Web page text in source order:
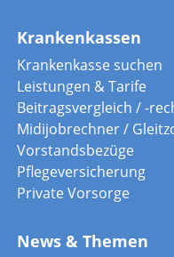
Krankenkassen
Krankenkasse suchen
Leistungen & Tarife
Beitragsvergleich / -
Midijobrechner /
Vorstandsbezüge
Pflegeversicherung
Private Vorsorge
News & Themen